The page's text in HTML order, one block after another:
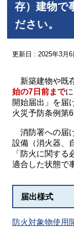
存）建物で
ださい。
更新日 : 2025年3月6
新築建物や既
始の7日前まで
開始届出」を届
火災予防条例第
消防署への届
設備（消火器、
「防火に関す
適合した状態で
届出様式
防火対象物使用